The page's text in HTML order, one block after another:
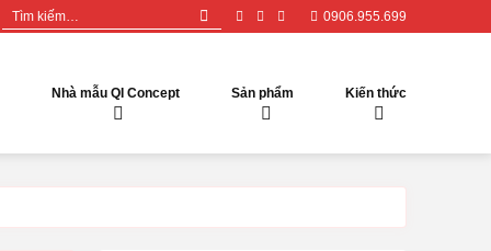
Tìm
kiếm:
0906.955.699
Nhà mẫu QI Concept Sản phẩm Kiến thức